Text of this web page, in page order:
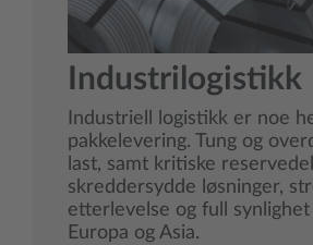
Industrilogistikk
Industriell logistikk er noe
pakkelevering. Tung og
last, samt kritiske
skreddersydde løsninger,
etterlevelse og full
Europa og Asia.